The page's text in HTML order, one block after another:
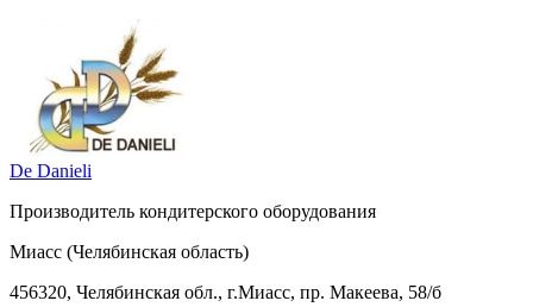
De Danieli
Производитель кондитерского оборудования
Миасс (Челябинская область)
456320, Челябинская обл., г.Миасс, пр. Макеева, 58/б